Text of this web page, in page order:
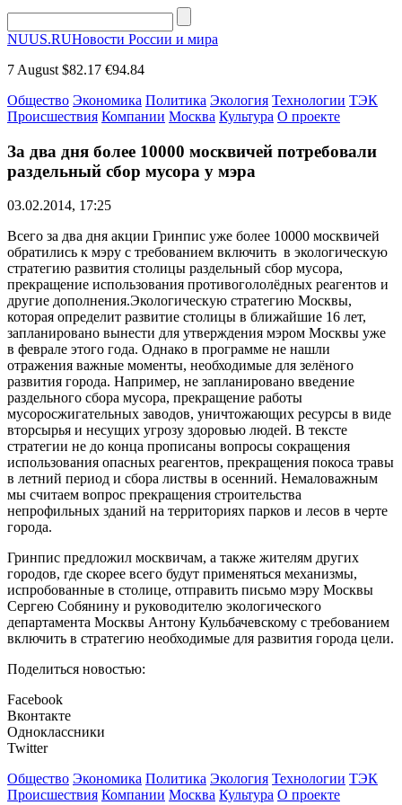
NUUS.RUНовости России и мира
7 August $82.17 €94.84
Общество Экономика Политика Экология Технологии ТЭК
Происшествия Компании Москва Культура О проекте
За два дня более 10000 москвичей потребовали
раздельный сбор мусора у мэра
03.02.2014, 17:25
Всего за два дня акции Гринпис уже более 10000 москвичей
обратились к мэру с требованием включить в экологическую
стратегию развития столицы раздельный сбор мусора,
прекращение использования противогололёдных реагентов и
другие дополнения.Экологическую стратегию Москвы,
которая определит развитие столицы в ближайшие 16 лет,
запланировано вынести для утверждения мэром Москвы уже
в феврале этого года. Однако в программе не нашли
отражения важные моменты, необходимые для зелёного
развития города. Например, не запланировано введение
раздельного сбора мусора, прекращение работы
мусоросжигательных заводов, уничтожающих ресурсы в виде
вторсырья и несущих угрозу здоровью людей. В тексте
стратегии не до конца прописаны вопросы сокращения
использования опасных реагентов, прекращения покоса травы
в летний период и сбора листвы в осенний. Немаловажным
мы считаем вопрос прекращения строительства
непрофильных зданий на территориях парков и лесов в черте
города.
Гринпис предложил москвичам, а также жителям других
городов, где скорее всего будут применяться механизмы,
испробованные в столице, отправить письмо мэру Москвы
Сергею Собянину и руководителю экологического
департамента Москвы Антону Кульбачевскому с требованием
включить в стратегию необходимые для развития города цели.
Поделиться новостью:
Facebook
Вконтакте
Одноклассники
Twitter
Общество Экономика Политика Экология Технологии ТЭК
Происшествия Компании Москва Культура О проекте